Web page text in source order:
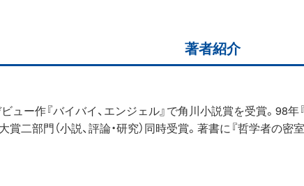
著者紹介
ー作『バイバイ、エンジェル』で角川小説賞を受賞。98
二部門（小説、評論・研究）同時受賞。著書に『哲学者の密